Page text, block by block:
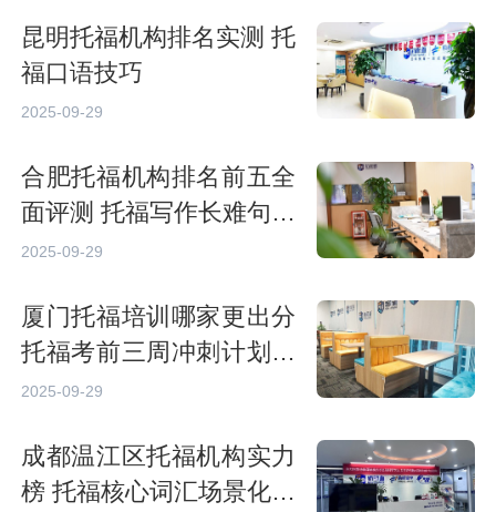
昆明托福机构排名实测 托
福口语技巧
2025-09-29
合肥托福机构排名前五全
面评测 托福写作长难句优
化方法
2025-09-29
厦门托福培训哪家更出分
托福考前三周冲刺计划制
定
2025-09-29
成都温江区托福机构实力
榜 托福核心词汇场景化积